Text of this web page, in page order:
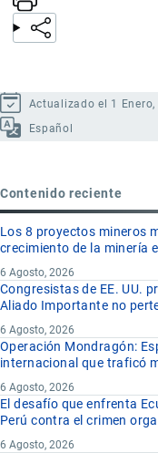
Actualizado el 1 Enero,
Español
Contenido reciente
Los 8 proyectos mineros
crecimiento de la minería
6 Agosto, 2026
Congresistas de EE. UU.
Aliado Importante no
6 Agosto, 2026
Operación Mondragón:
internacional que traficó
6 Agosto, 2026
El desafío que enfrenta
Perú contra el crimen
6 Agosto, 2026